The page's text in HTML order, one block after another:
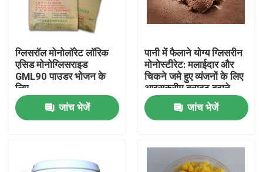
घर
वीडियो
ग्लिसरॉल मोनोलॉरेट लॉरिक
एसिड मोनोग्लिसराइड
GML90 पाउडर भोजन के
लिए
जांच भेजें
पानी में फैलाने योग्य ग्लिसरीन
मोनोस्टीरेट: मलाईदार और
चिकने जमे हुए व्यंजनों के लिए
आइसक्रीम बनावट बढ़ाने
वाला
जांच भेजें